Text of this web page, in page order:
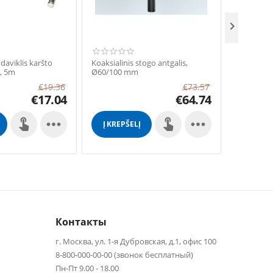
karšto
5m
€19.36
€17.04

Koaksialinis stogo antgalis,
Ø60/100 mm
€73.57
€64.74
Į KREPŠELĮ 

Контакты
г. Москва, ул. 1-я Дубровская, д.1, офис 100
8-800-000-00-00 (звонок бесплатный)
Пн-Пт 9.00 - 18.00